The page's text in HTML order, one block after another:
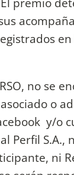
no se
o
y/o
Perfil S.A.,
ni